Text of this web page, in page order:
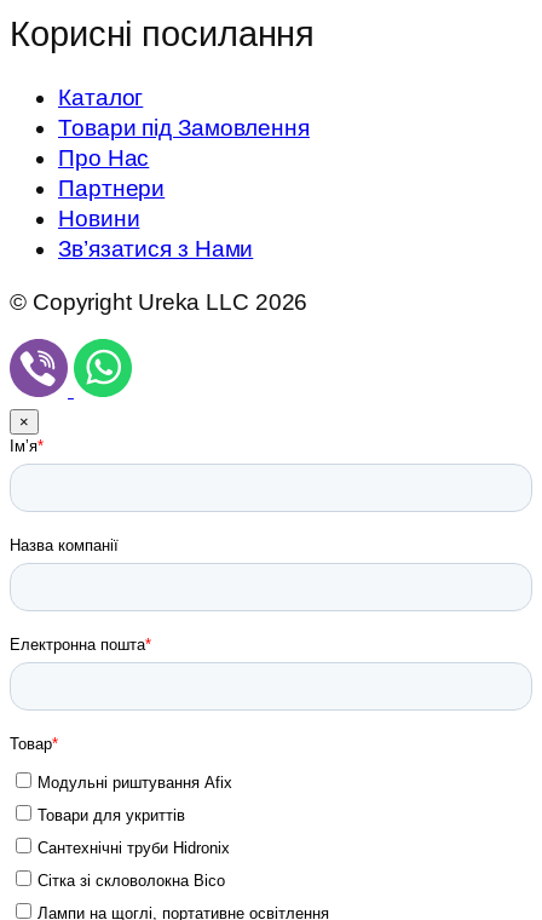
Корисні посилання
Каталог
Товари під Замовлення
Про Нас
Партнери
Новини
Зв’язатися з Нами
© Copyright Ureka LLC 2026
×